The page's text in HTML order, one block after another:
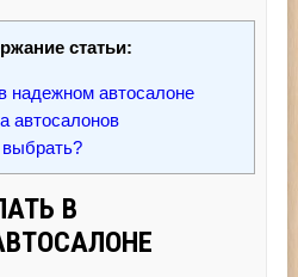
статьи:
надежном автосалоне
автосалонов
выбрать?
В